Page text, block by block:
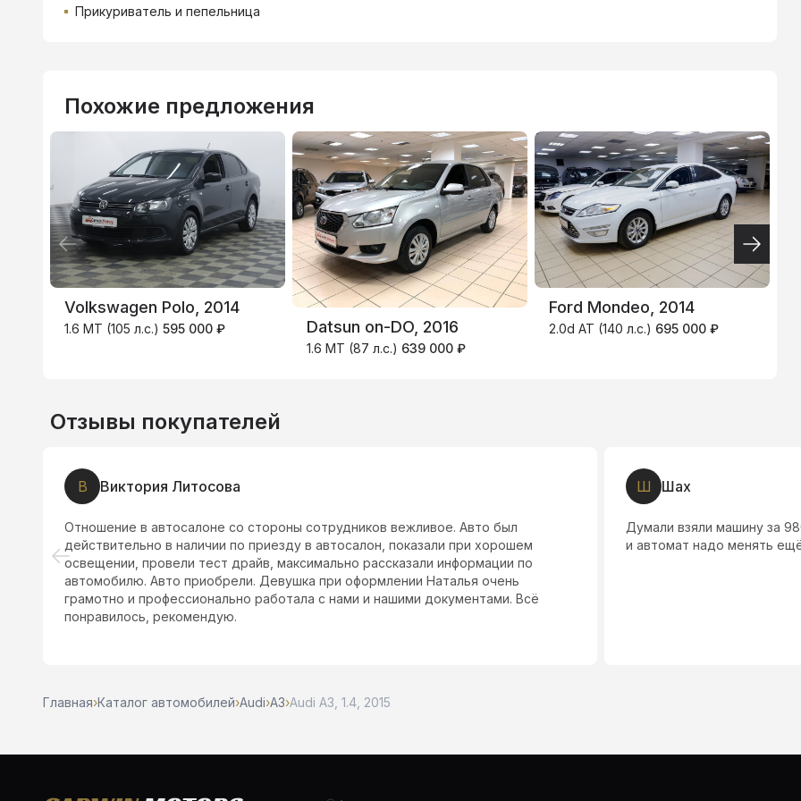
Прикуриватель и пепельница
Похожие предложения
Volkswagen Polo, 2014
1.6 MT (105 л.с.) 595 000 ₽ Datsun on-DO, 2016
1.6 MT (87 л.с.) 639 000 ₽
Ford Mondeo, 2014
2.0d AT (140 л.с.) 695 000 ₽
ВТБ
3.9%
ТИНЬКОФФ
4.9%
Отзывы покупателей
Ш Шах
Думали взяли машину за 980 тыс., шкоду 2011 года, оказалось дрова! Двигатель
и автомат надо менять ещё пол миллиона.
С Станислав
Салон один из хороших.
доступном месте.
Главная›Каталог автомобилей›Audi›A3›Audi A3, 1.4, 2015